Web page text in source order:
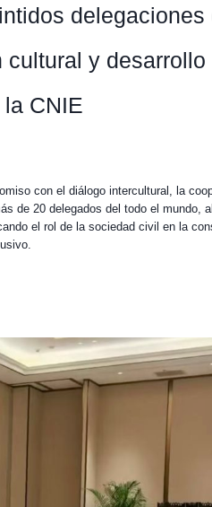
delegaciones
cultural y desarrollo
CNIE
con el diálogo intercultural, la
de 20 delegados del todo el mundo,
el rol de la sociedad civil en la